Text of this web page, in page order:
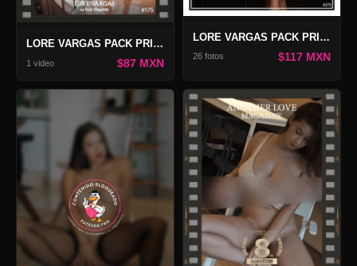
LORE VARGAS PACK PRIVATE VIDEO #175
1 video $87 MXN
LORE VARGAS PACK PRIVATE PHOTOS #175
26 fotos $117 MXN